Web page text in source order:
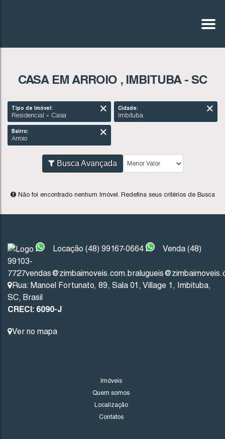
CASA EM ARROIO , IMBITUBA - SC
Tipo de Imóvel:
Residencial » Casa
Cidade:
Bairro:
Busca Avançada
Não foi encontrado nenhum Imóvel. Redefina seus
Locação (48) 99167-0664
Venda (48)
99103-
7727vendas@zimbaimoveis.com.br
Rua: Manoel Fortunato, 89, Sala 01 , Village 1 , Imbituba,
SC, Brasil
CRECI: 6090-J
Ver no mapa
Imóveis
Quem somos
Localização
Contatos